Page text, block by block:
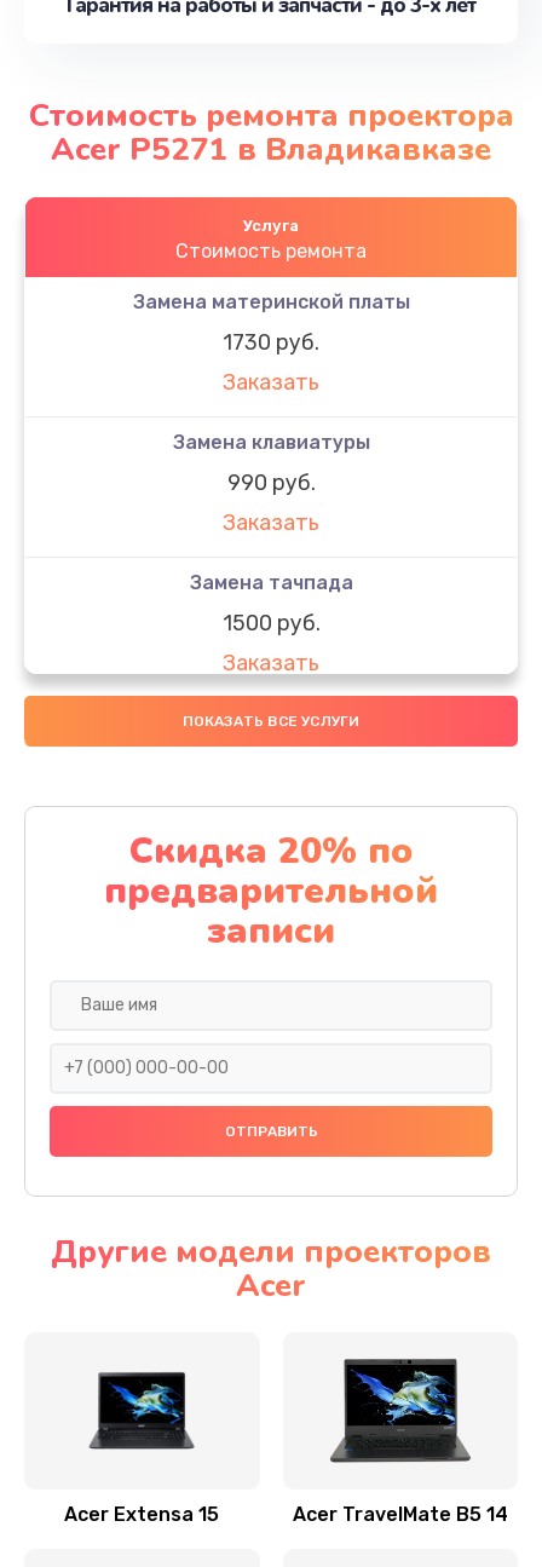
Стоимость ремонта проектора
Acer P5271 в Владикавказе
Услуга
Стоимость ремонта
Замена материнской платы
1730 руб.
Заказать
Замена клавиатуры
990 руб.
Заказать
Замена тачпада
1500 руб.
Заказать
Замена южного моста
Заказать
Чистка от пыли
1060 руб.
Заказать
Ремонт подсветки
Настройка BIOS
Замена видеочипа
Заказать
ПОКАЗАТЬ ВСЕ УСЛУГИ
Скидка 20% по
предварительной
записи
Другие модели проекторов
Acer
Acer Extensa 15 Acer TravelMate B5 14